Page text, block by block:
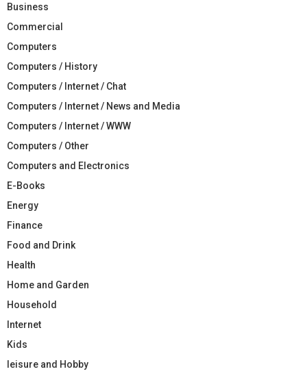
Business
Commercial
Computers
Computers / History
Computers / Internet / Chat
Computers / Internet / News and Media
Computers / Internet / WWW
Computers / Other
Computers and Electronics
E-Books
Energy
Finance
Food and Drink
Health
Home and Garden
Household
Internet
Kids
leisure and Hobby